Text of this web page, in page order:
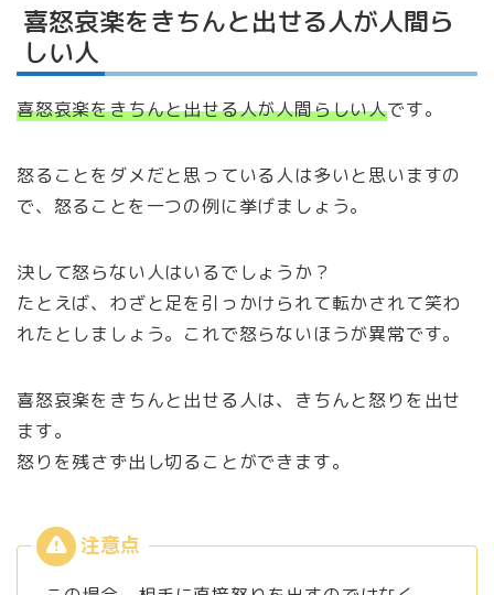
喜怒哀楽をきちんと出せる人が人間ら
しい人
喜怒哀楽をきちんと出せる人が人間らしい人です。
怒ることをダメだと思っている人は多いと思いますの
で、怒ることを一つの例に挙げましょう。
決して怒らない人はいるでしょうか？
たとえば、わざと足を引っかけられて転かされて笑わ
れたとしましょう。これで怒らないほうが異常です。
喜怒哀楽をきちんと出せる人は、きちんと怒りを出せ
ます。
怒りを残さず出し切ることができます。